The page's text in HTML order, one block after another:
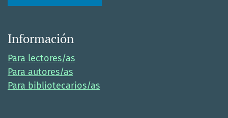
Información
Para lectores/as
Para autores/as
Para bibliotecarios/as